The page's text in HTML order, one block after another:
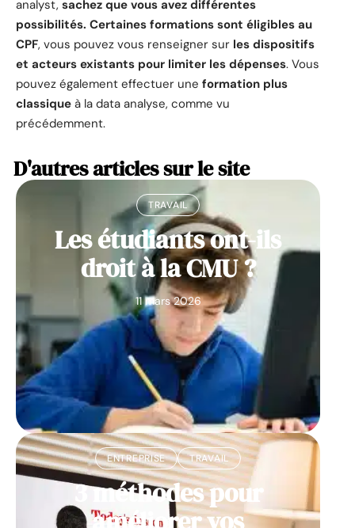
analyst, sachez que vous avez différentes
possibilités. Certaines formations sont éligibles au
CPF, vous pouvez vous renseigner sur les dispositifs
et acteurs existants pour limiter les dépenses. Vous
pouvez également effectuer une formation plus
classique à la data analyse, comme vu
précédemment.
D'autres articles sur le site
TRAVAIL
Les étudiants ont-ils
droit à la CMU ?
11 mars 2026
ENTREPRISE TRAVAIL
3 méthodes pour